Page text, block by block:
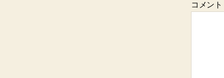
コメント